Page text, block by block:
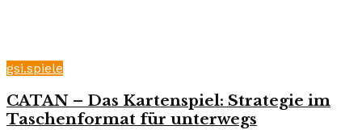
gsi.spiele
CATAN – Das Kartenspiel: Strategie im
Taschenformat für unterwegs